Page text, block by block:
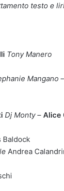
testo e
Tony Manero
Mangano –
Dj Monty – Alice
Baldock
Andrea